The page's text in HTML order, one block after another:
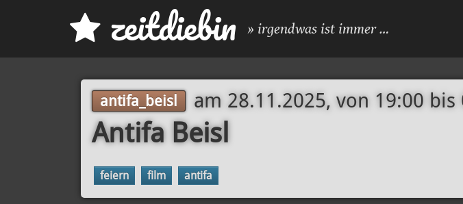
zeitdiebin » irgendwas ist immer …
antifa_beisl am 28.11.2025, von 19:00 bis
Antifa Beisl
feiern film antifa